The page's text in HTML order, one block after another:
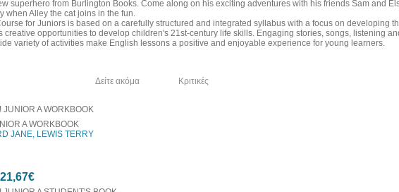
superhero from Burlington Books. Come along on his exciting adventures with his friends Sam and
when Alley the cat joins in the fun.
for Juniors is based on a carefully structured and integrated syllabus with a focus on developing
creative opportunities to develop children's 21st-century life skills. Engaging stories, songs, listening
variety of activities make English lessons a positive and enjoyable experience for young learners.
Δείτε ακόμα Κριτικές
A WORKBOOK
JANE, LEWIS TERRY
21,67€